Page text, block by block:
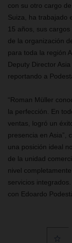
con su otro cargo
Suiza, ha trabajado
15 años, sus
de la organización
para toda la región
Deputy Director
reportando a
“Roman Müller
la perfección. En
ventas, logró un
presencia en Asia”,
una posición ideal
de la unidad
nivel
servicios
con Edoardo